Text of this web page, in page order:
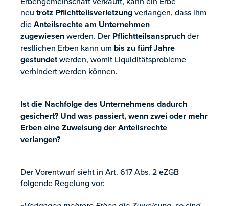
neu trotz Pflichtteilsverletzungverlangen, dass ihm
dieAnteilsrechte am Unternehmen
zugewiesenwerden. DerPflichtteilsanspruchder
restlichen Erben kann um bis zu fünf Jahre
gestundetwerden, womit Liquiditätsprobleme
verhindert werden können.
Ist die Nachfolge des Unternehmens dadurch
gesichert? Und was passiert, wenn zwei oder mehr
Erben eine Zuweisung der Anteilsrechte
verlangen?
Der Vorentwurf sieht in Art. 617 Abs. 2 eZGB
folgende Regelung vor: